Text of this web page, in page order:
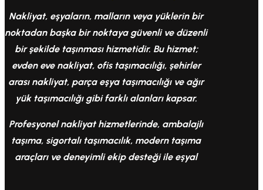
Nakliyat, eşyaların, malların veya yüklerin bir
noktadan başka bir noktaya güvenli ve düzenli
bir şekilde taşınması hizmetidir. Bu hizmet;
evden eve nakliyat, ofis taşımacılığı, şehirler
arası nakliyat, parça eşya taşımacılığı ve ağır
yük taşımacılığı gibi farklı alanları kapsar.
Profesyonel nakliyat hizmetlerinde, ambalajlı
taşıma, sigortalı taşımacılık, modern taşıma
araçları ve deneyimli ekip desteği ile eşyal